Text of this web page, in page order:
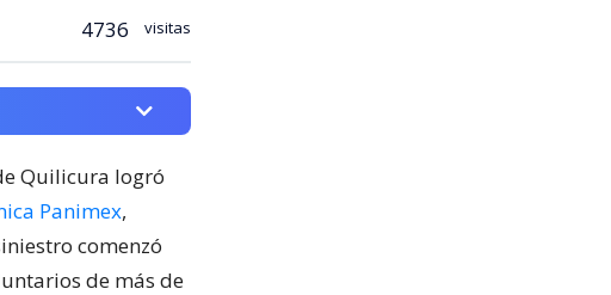
4736 visitas
Quilicura logró
Panimex,
comenzó
de más de